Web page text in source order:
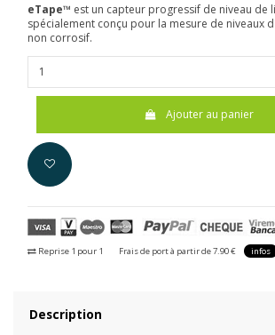
eTape™ est un capteur progressif de niveau de
spécialement conçu pour la mesure de niveaux
non corrosif.
Ajouter au panier
Reprise 1 pour 1 Frais de port à partir de 7.90 € infos
Description